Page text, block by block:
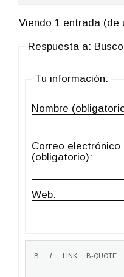
Viendo 1 entrada (de
Respuesta a:
Tu información:
Nombre
Correo electrónico
(obligatorio):
Web: